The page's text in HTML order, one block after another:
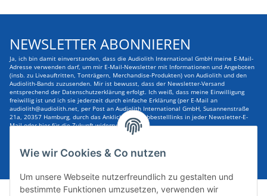
Wie wir Cookies & Co nutzen
Um unsere Webseite nutzerfreundlich zu gestalten und
bestimmte Funktionen umzusetzen, verwenden wir
NEWSLETTER ABONNIEREN
Ja, ich bin damit einverstanden, dass die Audiolith International GmbH meine E-Mail-
Adresse verwenden darf, um mir E-Mail-Newsletter mit Informationen und Angeboten
(insb. zu Liveauftritten, Tonträgern, Merchandise-Produkten) von Audiolith und den
Audiolith-Bands zuzusenden. Mir ist bewusst, dass der Newsletter-Versand
entsprechend der Datenschutzerklärung erfolgt. Ich weiß, dass meine Einwilligung
freiwillig ist und ich sie jederzeit durch einfache Erklärung (per E-Mail an
audiolith@audiolith.net, per Post an Audiolith International GmbH, Susannenstraße
21a, 20357 Hamburg, durch das Anklicken des Abbestelllinks in jeder Newsletter-E-
Mail oder hier für die Zukunft widerrufen kann.